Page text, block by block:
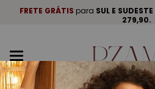
FRETE GRÁTIS para SUL E SUDESTE
279,90.
navegação